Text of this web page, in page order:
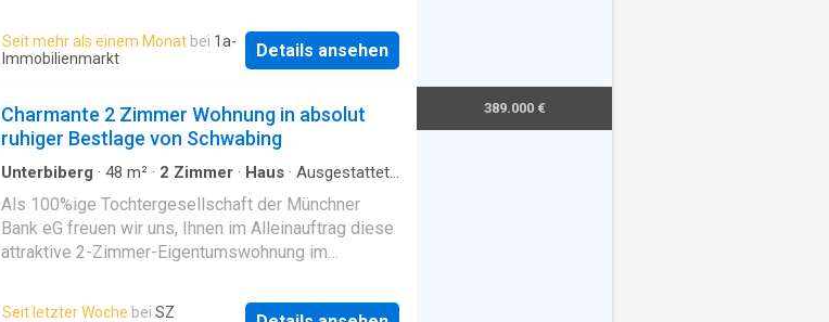
Bad und bei Heizung. (Funktionalität ist gegeben)
Expose aus dem Jahre 2022. Preis inklusive
Seit mehr als einem Monat bei 1a-
Immobilienmarkt
Details ansehen
Charmante 2 Zimmer Wohnung in absolut
ruhiger Bestlage von Schwabing
Unterbiberg · 48 m² · 2 Zimmer · Haus · Ausgestattete
Als 100%ige Tochtergesellschaft der Münchner
Bank eG freuen wir uns, Ihnen im Alleinauftrag diese
attraktive 2-Zimmer-Eigentumswohnung im
im äußerst gefragten Münchner Stadtteil Schwabing
Seit letzter Woche bei SZ
389.000 €